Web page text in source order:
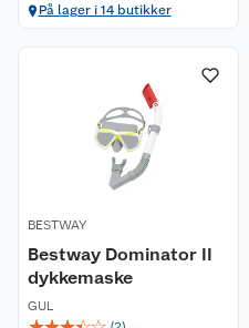
På lager i 14 butikker
BESTWAY
Bestway Dominator II
dykkemaske
GUL
Våre butikker
Våre merkevarer
Coop kjeder
Kundeservice
Angre- og returrett
Reklamasjon og garanti
Ofte stilte spørsmål
Betalingsalternativer